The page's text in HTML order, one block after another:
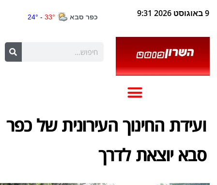
9 באוגוסט 2026 9:31
ועידת החינוך העירונית של כפר
סבא יוצאת לדרך